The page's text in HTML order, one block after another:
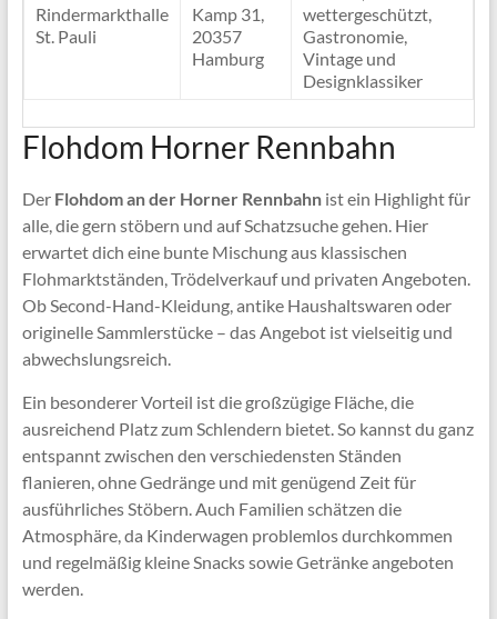
Rindermarkthalle
St. Pauli
Kamp 31,
20357
Hamburg
wettergeschützt,
Gastronomie,
Vintage und
Designklassiker
Flohdom Horner Rennbahn
Der Flohdom an der Horner Rennbahnist ein Highlight für
alle, die gern stöbern und auf Schatzsuche gehen. Hier
erwartet dich eine bunte Mischung aus klassischen
Flohmarktständen, Trödelverkauf und privaten Angeboten.
Ob Second-Hand-Kleidung, antike Haushaltswaren oder
originelle Sammlerstücke – das Angebot ist vielseitig und
abwechslungsreich.
Ein besonderer Vorteil ist die großzügige Fläche, die
ausreichend Platz zum Schlendern bietet. So kannst du ganz
entspannt zwischen den verschiedensten Ständen
flanieren, ohne Gedränge und mit genügend Zeit für
ausführliches Stöbern. Auch Familien schätzen die
Atmosphäre, da Kinderwagen problemlos durchkommen
und regelmäßig kleine Snacks sowie Getränke angeboten
werden.